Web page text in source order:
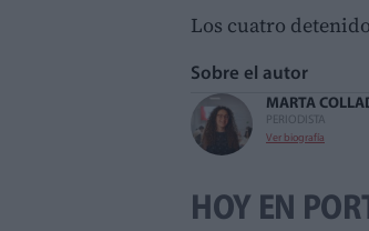
Los cuatro
Sobre el autor
MARTA
PERIODISTA
Ver biografía
HOY EN